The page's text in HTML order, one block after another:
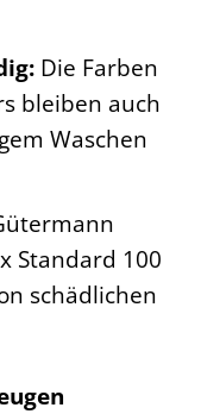
Die Farben
bleiben auch
Waschen
Standard 100
schädlichen